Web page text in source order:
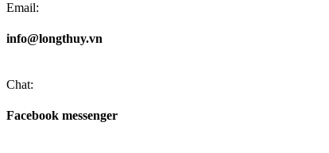
Email:
info@longthuy.vn
Chat:
Facebook messenger